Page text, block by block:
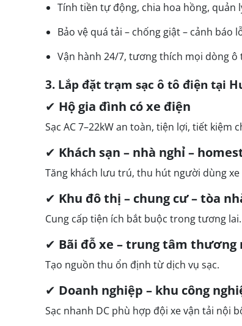
Tính tiền tự động, chia hoa hồng, quản
Bảo vệ quá tải – chống giật – cảnh báo
Vận hành 24/7, tương thích mọi dòng ô
3. Lắp đặt trạm sạc ô tô điện tại
✔ Hộ gia đình có xe điện
Sạc AC 7–22kW an toàn, tiện lợi, tiết kiệm
✔ Khách sạn – nhà nghỉ –
Tăng khách lưu trú, thu hút người dùng xe
✔ Khu đô thị – chung cư – tòa
Cung cấp tiện ích bắt buộc trong tương lai.
✔ Bãi đỗ xe – trung tâm thương
Tạo nguồn thu ổn định từ dịch vụ sạc.
✔ Doanh nghiệp – khu công
Sạc nhanh DC phù hợp đội xe vận tải nội